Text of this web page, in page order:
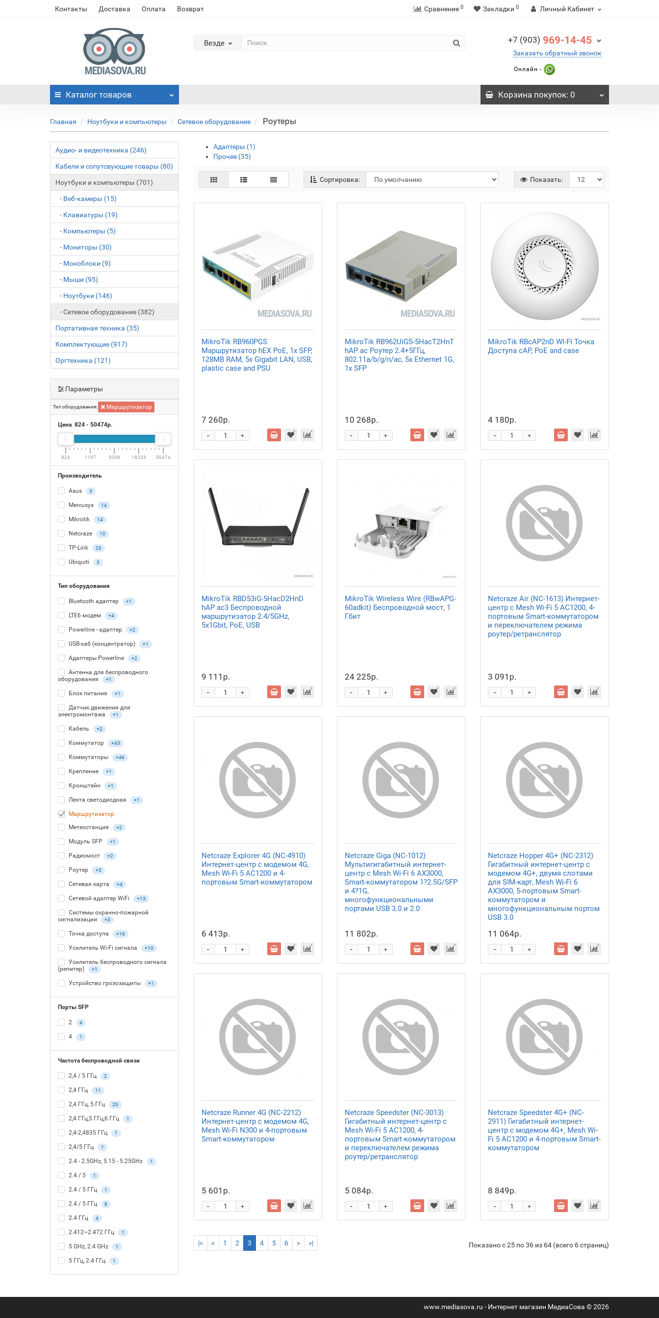
Контакты Доставка Оплата Возврат Сравнение 0 Закладки 0 Личный Кабинет
Везде +7 (903) 969-14-45
Заказать обратный звонок
Онлайн -
Каталог товаров Корзинапокупок: 0
Главная Ноутбуки и компьютеры Сетевое оборудование Роутеры
Аудио- и видеотехника (246)
Кабели и сопутсвующие товары (80)
Ноутбуки и компьютеры (701)
- Веб-камеры (15)
- Клавиатуры (19)
- Компьютеры (5)
- Мониторы (30)
- Моноблоки (9)
- Мыши (95)
- Ноутбуки (146)
- Сетевое оборудование (382)
Портативная техника (35)
Комплектующие (917)
Оргтехника (121)
Параметры
Тип оборудования: Маршрутизатор
Цена 824 - 50474р.
824 1197 5036 18233 50474
Производитель
Asus 3
Mercusys 14
Mikrotik 14
Netcraze 10
TP-Link 20
Ubiquiti 3
Тип оборудования
Bluetooth адаптер +1
LTE6 модем +4
Powerline - адаптер +2
USB-хаб (концентратор) +1
Адаптеры Powerline +2
Антенна для беспроводного
оборудования
+1
Блок питания +1
Датчик движения для
электромонтажа
+1
Кабель +2
Коммутатор +43
Коммутаторы +46
Крепление +1
Кронштейн +1
Лента светодиодная +1
Маршрутизатор
Метеостанция
+2
Модуль SFP +1
Радиомост +2
Роутер +3
Сетевая карта +4
Сетевой адаптер WiFi +13
Системы охранно-пожарной
сигнализации
+3
Точка доступа +16
Усилитель Wi-Fi сигнала +10
Усилитель беспроводного сигнала
(репитер)
+1
Устройство грозозащиты +1
Порты SFP
2 4
4 1
Частота беспроводной связи
2,4 / 5 ГГц 2
2,4 ГГц 11
2,4 ГГц, 5 ГГц 20
2,4 ГГц,5 ГГц,6 ГГц 1
2,4-2,4835 ГГц 1
2,4/5 ГГц 1
2.4 - 2.5GHz, 5.15 - 5.25GHz 1
2.4 / 5 1
2.4 / 5 ГГц 1
2.4 / 5 ГГц 8
2.4 ГГц 4
2.412~2.472 ГГц 1
5 GHz, 2.4 GHz 1
5 ГГц, 2.4 ГГц 1
Адаптеры (1)
Прочее (35)
Сортировка: Показать:
MikroTik RB960PGS
Маршрутизатор hEX PoE, 1х SFP,
128MB RAM, 5x Gigabit LAN, USB,
plastic case and PSU
7 260р.
+
-
MikroTik RB962UiGS-5HacT2HnT
hAP ac Роутер 2.4+5ГГц,
802.11a/b/g/n/ac, 5x Ethernet 1G,
1x SFP
10 268р.
+
-
MikroTik RBcAP2nD WI-FI Точка
Доступа cAP, PoE and case
4 180р.
+
-
MikroTik RBD53iG-5HacD2HnD
hAP ac3 Беспроводной
маршрутизатор 2.4/5GHz,
5x1Gbit, PoE, USB
9 111р.
+
-
MikroTik Wireless Wire (RBwAPG-
60adkit) Беспроводной мост, 1
Гбит
24 225р.
+
-
Netcraze Air (NC-1613) Интернет-
центр с Mesh Wi-Fi 5 AC1200, 4-
портовым Smart-коммутатором
и переключателем режима
роутер/ретранслятор
3 091р.
+
-
Netcraze Explorer 4G (NC-4910)
Интернет-центр с модемом 4G,
Mesh Wi-Fi 5 AC1200 и 4-
портовым Smart-коммутатором
6 413р.
+
-
Netcraze Giga (NC-1012)
Мультигигабитный интернет-
центр с Mesh Wi-Fi 6 AX3000,
Smart-коммутатором 1?2.5G/SFP
и 4?1G,
многофункциональными
портами USB 3.0 и 2.0
11 802р.
+
-
Netcraze Hopper 4G+ (NC-2312)
Гигабитный интернет-центр с
модемом 4G+, двумя слотами
для SIM-карт, Mesh Wi-Fi 6
AX3000, 5-портовым Smart-
коммутатором и
многофункциональным портом
USB 3.0
11 064р.
+
-
Netcraze Runner 4G (NC-2212)
Интернет-центр с модемом 4G,
Mesh Wi-Fi N300 и 4-портовым
Smart-коммутатором
5 601р.
+
-
Netcraze Speedster (NC-3013)
Гигабитный интернет-центр с
Mesh Wi-Fi 5 AC1200, 4-
портовым Smart-коммутатором
и переключателем режима
роутер/ретранслятор
5 084р.
+
-
Netcraze Speedster 4G+ (NC-
2911) Гигабитный интернет-
центр с модемом 4G+, Mesh Wi-
Fi 5 AC1200 и 4-портовым Smart-
коммутатором
8 849р.
+
-
|< < 1 2 3 4 5 6 > >| Показано с 25 по 36 из 64 (всего 6 страниц)
www.mediasova.ru - Интернет магазин МедиаСова © 2026